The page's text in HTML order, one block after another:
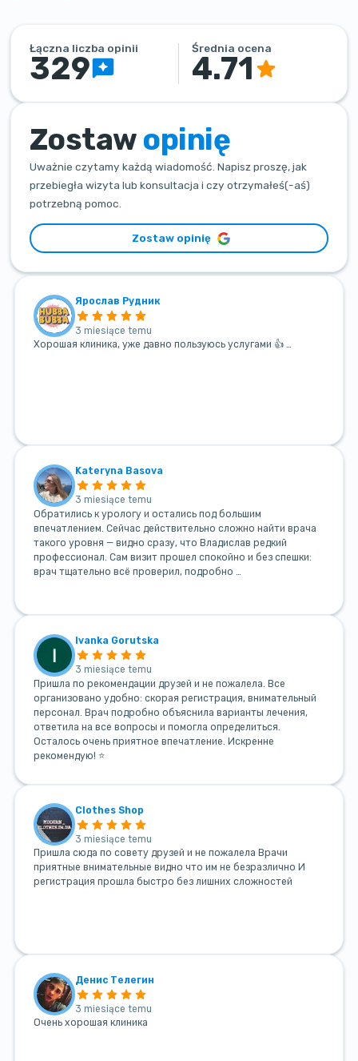
Łączna liczba opinii
329
Średnia ocena
4.71
Zostaw opinię
Uważnie czytamy każdą wiadomość. Napisz proszę, jak
przebiegła wizyta lub konsultacja i czy otrzymałeś(-aś)
potrzebną pomoc.
Zostaw opinię
Ярослав Рудник
3 miesiące temu
Хорошая клиника, уже давно пользуюсь услугами 👍 …
Kateryna Basova
3 miesiące temu
Обратились к урологу и остались под большим
впечатлением. Сейчас действительно сложно найти врача
такого уровня — видно сразу, что Владислав редкий
профессионал. Сам визит прошел спокойно и без спешки:
врач тщательно всё проверил, подробно …
Ivanka Gorutska
3 miesiące temu
Пришла по рекомендации друзей и не пожалела. Все
организовано удобно: скорая регистрация, внимательный
персонал. Врач подробно объяснила варианты лечения,
ответила на все вопросы и помогла определиться.
Осталось очень приятное впечатление. Искренне
рекомендую! ⭐
Clothes Shop
3 miesiące temu
Пришла сюда по совету друзей и не пожалела Врачи
приятные внимательные видно что им не безразлично И
регистрация прошла быстро без лишних сложностей
Денис Телегин
3 miesiące temu
Очень хорошая клиника